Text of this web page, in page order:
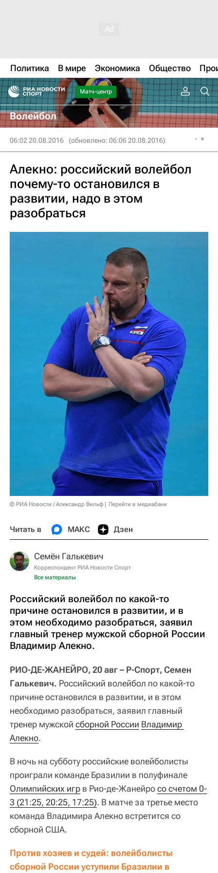
Политика В мире Экономика Общество
Матч-центр
Волейбол
06:02 20.08.2016 (обновлено: 06:06 20.08.2016)
Алекно: российский волейбол
почему-то остановился в
развитии, надо в этом
разобраться
© РИА Новости / Александр Вильф Перейти в медиабанк
Читать в МАКС Дзен
Семён Галькевич
Корреспондент РИА Новости Спорт
Все материалы
Российский волейбол по какой-то
причине остановился в развитии, и в
этом необходимо разобраться, заявил
главный тренер мужской сборной России
Владимир Алекно.
РИО-ДЕ-ЖАНЕЙРО, 20 авг – Р-Спорт, Семен
Галькевич. Российский волейбол по какой-то
причине остановился в развитии, и в этом
необходимо разобраться, заявил главный
тренер мужской сборной России Владимир
Алекно.
В ночь на субботу российские волейболисты
проиграли команде Бразилии в полуфинале
Олимпийских игр в Рио-де-Жанейросо счетом 0-
3 (21:25, 20:25, 17:25). В матче за третье место
команда Владимира Алекно встретится со
сборной США.
Против хозяев и судей: волейболисты
сборной России уступили Бразилии в